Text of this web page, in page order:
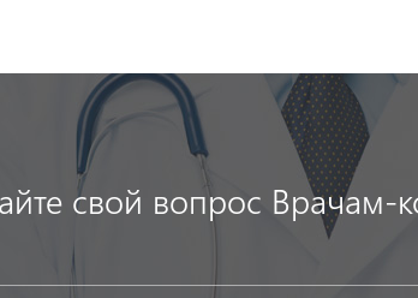
свой вопрос Врачам-